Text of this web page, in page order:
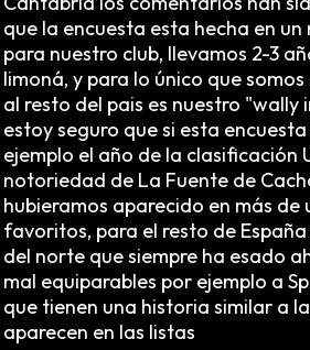
que la encuesta esta hecha en
para nuestro club, llevamos 2-3
limoná, y para lo único que
al resto del pais es nuestro "wally
estoy seguro que si esta
ejemplo el año de la clasificación
notoriedad de La Fuente de
hubieramos aparecido en más de
favoritos, para el resto de
del norte que siempre ha esado
mal equiparables por ejemplo a
que tienen una historia similar a
aparecen en las listas